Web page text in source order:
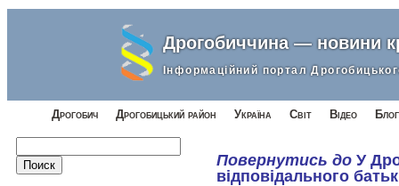
Дрогобиччина — новини
Інформаційний портал
Дрогобич Дрогобицький район Україна Світ Відео
Найти:
Повернутись до У
відповідального